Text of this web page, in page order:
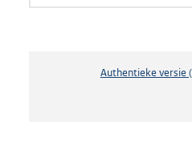
Authentieke versie